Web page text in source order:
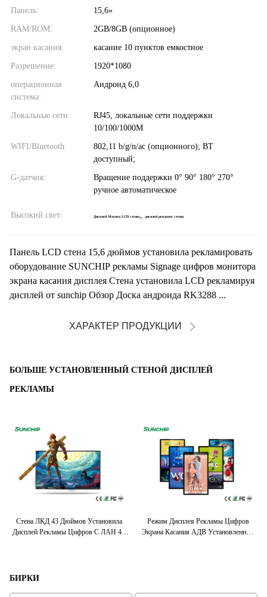
Панель: 15,6»
RAM/ROM: 2GB/8GB (опционное)
экран касания: касание 10 пунктов емкостное
Разрешение: 1920*1080
операционная
система:
Андроид 6,0
Локальные сети:
RJ45, локальные сети поддержки
10/100/1000M
WIFI/Bluetooth:
802,11 b/g/n/ac (опционного); BT
доступный;
G-датчик:
Вращение поддержки 0° 90° 180° 270°
ручное автоматическое
Высокий свет: Дисплей Маунта LCD стены, дисплей рекламы стены
Панель LCD стена 15,6 дюймов установила рекламировать
оборудование SUNCHIP рекламы Signage цифров монитора
экрана касания дисплея Стена установила LCD рекламируя
дисплей от sunchip Обзор Доска андроида RK3288 ...
ХАРАКТЕР ПРОДУКЦИИ
БОЛЬШЕ УСТАНОВЛЕННЫЙ СТЕНОЙ ДИСПЛЕЙ
РЕКЛАМЫ
Стена ЛКД 43 Дюймов Установила
Дисплей Рекламы Цифров С ЛАН 4Г
Режим Дисплея Рекламы Цифров
Экрана Касания АДВ Установленный
БИРКИ